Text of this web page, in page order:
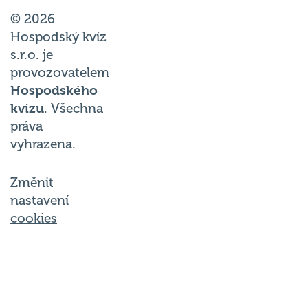
© 2026
Hospodský kvíz
s.r.o. je
provozovatelem
Hospodského
kvízu. Všechna
práva
vyhrazena.
Změnit
nastavení
cookies